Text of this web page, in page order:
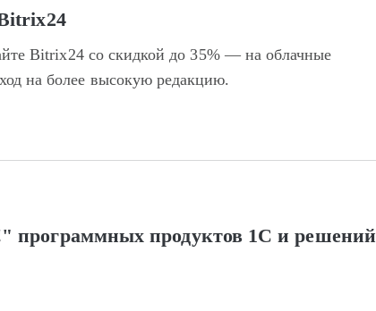
Bitrix24 со скидкой до 35% — на облачные
на более высокую редакцию.
программных продуктов 1С и решений